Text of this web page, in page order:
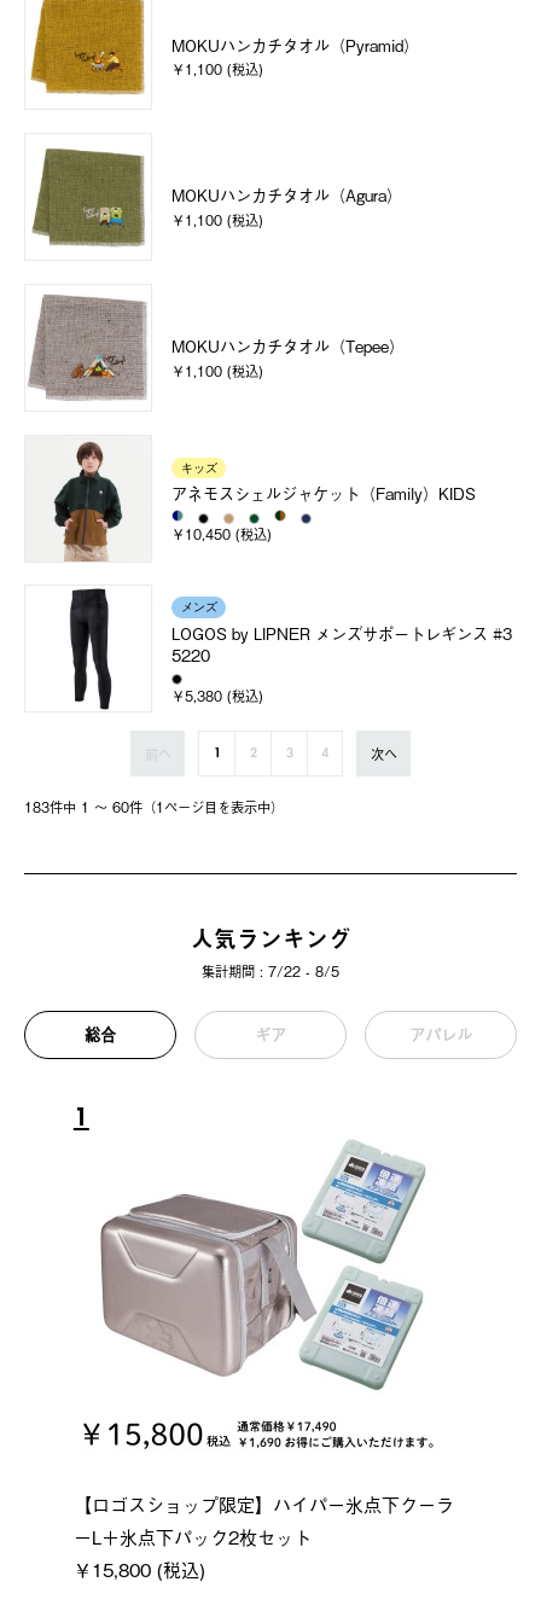
MOKUハンカチタオル（Pyramid）
￥1,100 (税込)
MOKUハンカチタオル（Agura）
￥1,100 (税込)
MOKUハンカチタオル（Tepee）
￥1,100 (税込)
キッズ
アネモスシェルジャケット（Family）KIDS
￥10,450 (税込)
メンズ
LOGOS by LIPNER メンズサポートレギンス #3
5220
￥5,380 (税込)
183件中 1 〜 60件（1ページ⽬を表⽰中）
前へ 1 2 3 4 次へ
人気ランキング
集計期間 : 7/22 - 8/5
総合 ギア アパレル
1
【ロゴスショップ限定】ハイパー氷点下クーラ
ーL＋氷点下パック2枚セット
￥15,800 (税込)